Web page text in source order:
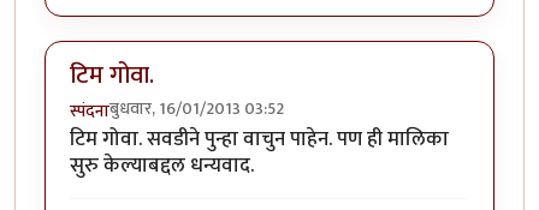
टिम गोवा.
स्पंदनाबुधवार, 16/01/2013 03:52
टिम गोवा. सवडीने पुन्हा वाचुन पाहेन. पण ही मालिका
सुरु केल्याबद्दल धन्यवाद.